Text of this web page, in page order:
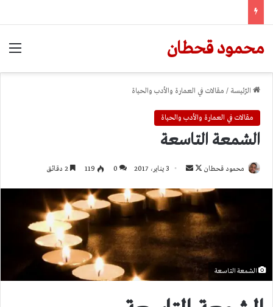
محمود قحطان
الرّئيسة / مقالات في العمارة والأدب والحياة
مقالات في العمارة والأدب والحياة
الشمعة التاسعة
محمود قحطان
تابع
X
أرسل
إلكترونيا
3 يناير، 2017 0
119
الشمعة التاسعة